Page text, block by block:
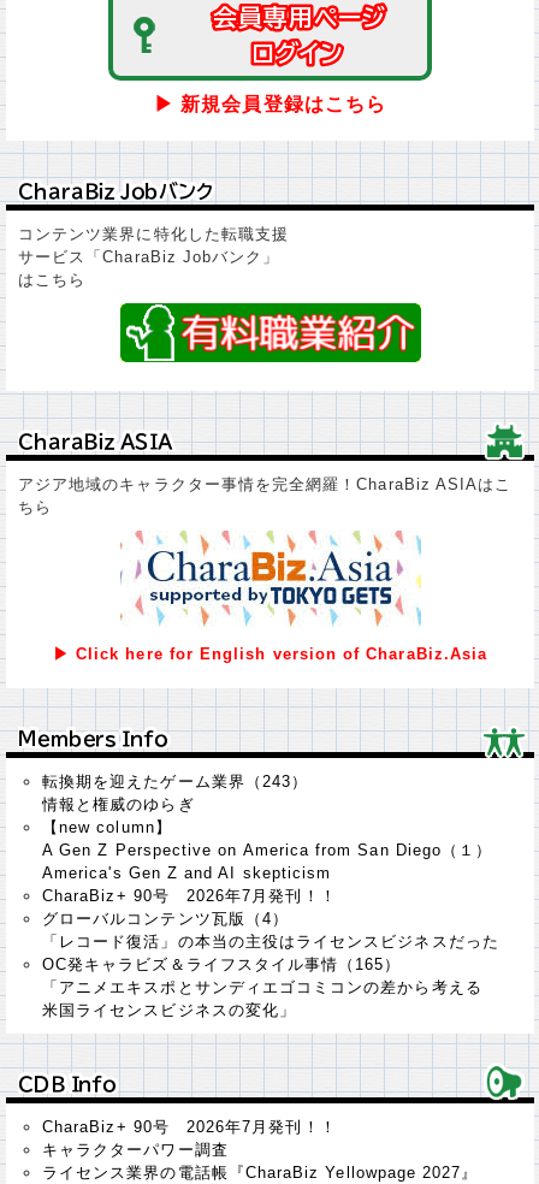
会員専用ページ
会員専用ページ
ログイン
ログイン
▶ 新規会員登録はこちら
ＣｈａｒａＢｉｚ Ｊｏｂバンク
ＣｈａｒａＢｉｚ Ｊｏｂバンク
コンテンツ業界に特化した転職支援
サービス「CharaBiz Jobバンク」
はこちら
ＣｈａｒａＢｉｚ ＡＳＩＡ
ＣｈａｒａＢｉｚ ＡＳＩＡ
アジア地域のキャラクター事情を完全網羅！CharaBiz ASIAはこ
ちら
▶ Click here for English version of CharaBiz.Asia
Ｍｅｍｂｅｒｓ Ｉｎｆｏ
Ｍｅｍｂｅｒｓ Ｉｎｆｏ
転換期を迎えたゲーム業界（243）
情報と権威のゆらぎ
【new column】
A Gen Z Perspective on America from San Diego（１）
America's Gen Z and AI skepticism
CharaBiz+ 90号 2026年7月発刊！！
グローバルコンテンツ瓦版（4）
「レコード復活」の本当の主役はライセンスビジネスだった
OC発キャラビズ＆ライフスタイル事情（165）
「アニメエキスポとサンディエゴコミコンの差から考える
米国ライセンスビジネスの変化」
ＣＤＢ Ｉｎｆｏ
ＣＤＢ Ｉｎｆｏ
CharaBiz+ 90号 2026年7月発刊！！
キャラクターパワー調査
ライセンス業界の電話帳『CharaBiz Yellowpage 2027』